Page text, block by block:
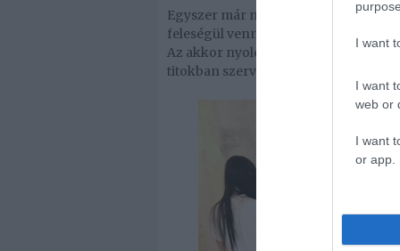
I want
I want
web or
I want
or app.
Egyszer már meghiúsult a lagzi,
feleségül venni Hódi Pamelát Berki,
Az akkor nyolc hónapos terhes
titokban szervezte meg az esküvőt